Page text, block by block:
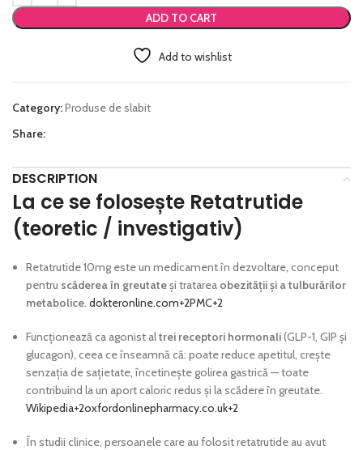
ADD TO CART
Add to wishlist
Category:Produse de slabit
Share:
DESCRIPTION
La ce se folosește Retatrutide
(teoretic / investigativ)
Retatrutide 10mg este un medicament în dezvoltare, conceput
pentru scăderea în greutateși tratarea obezității și a tulburărilor
metabolice. dokteronline.com+2PMC+2
Funcționează ca agonist altrei receptori hormonali(GLP-1, GIP și
glucagon), ceea ce înseamnă că: poate reduce apetitul, crește
senzația de sațietate, încetinește golirea gastrică — toate
contribuind la un aport caloric redus și la scădere în greutate.
Wikipedia+2oxfordonlinepharmacy.co.uk+2
În studii clinice, persoanele care au folosit retatrutide au avut